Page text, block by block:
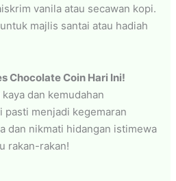
vanila atau secawan kopi.
majlis santai atau hadiah
Chocolate Coin Hari Ini!
dan kemudahan
menjadi kegemaran
dan nikmati hidangan istimewa
rakan-rakan!